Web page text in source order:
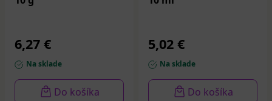
6,27 €
Na sklade
Do košíka
5,02 €
Na sklade
Do košíka